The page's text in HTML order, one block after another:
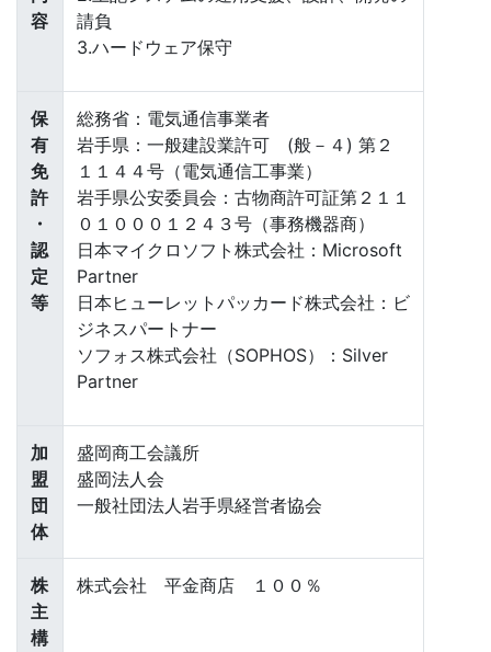
容
請負
3.ハードウェア保守
保
有
免
許
・
認
定
等
総務省：電気通信事業者
岩手県：一般建設業許可 (般－４) 第２
１１４４号（電気通信工事業）
岩手県公安委員会：古物商許可証第２１１
０１０００１２４３号（事務機器商）
日本マイクロソフト株式会社：Microsoft
Partner
日本ヒューレットパッカード株式会社：ビ
ジネスパートナー
ソフォス株式会社（SOPHOS）：Silver
Partner
加
盟
団
体
盛岡商工会議所
盛岡法人会
一般社団法人岩手県経営者協会
株
主
構
株式会社 平金商店 １００％